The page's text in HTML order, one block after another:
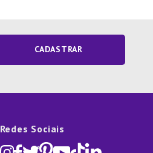
CADASTRAR
Redes Sociais